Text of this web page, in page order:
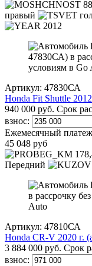
правый
2012
Артикул: 47830СА
Honda Fit Shuttle
940 000 руб. Срок
взнос:
Ежемесячный
45 048 руб
Передний
Артикул: 47810СА
Honda CR-V 2020 г.
3 884 000 руб. Срок
взнос: